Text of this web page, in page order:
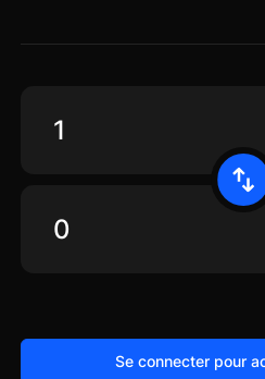
Se connecter pour